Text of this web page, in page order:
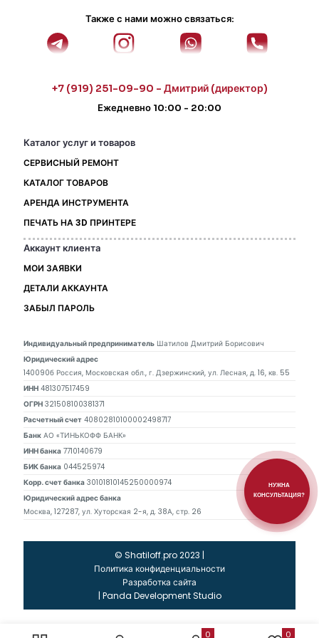
Также с нами можно связаться:
+7 (919) 251-09-90 - Дмитрий (директор)
Ежедневно 10:00 - 20:00
Каталог услуг и товаров
СЕРВИСНЫЙ РЕМОНТ
КАТАЛОГ ТОВАРОВ
АРЕНДА ИНСТРУМЕНТА
ПЕЧАТЬ НА 3D ПРИНТЕРЕ
Аккаунт клиента
МОИ ЗАЯВКИ
ДЕТАЛИ АККАУНТА
ЗАБЫЛ ПАРОЛЬ
Индивидуальный предприниматель Шатилов Дмитрий Борисович
Юридический адрес
140090б Россия, Московская обл., г. Дзержинский, ул. Лесная, д. 16, кв. 55
ИНН 481307517459
ОГРН 321508100381371
Расчетный счет 40802810100002498717
Банк АО «ТИНЬКОФФ БАНК»
ИНН банка 7710140679
БИК банка 044525974
Корр. счет банка 30101810145250000974
Юридический адрес банка
Москва, 127287, ул. Хуторская 2-я, д. 38А, стр. 26
НУЖНА
КОНСУЛЬТАЦИЯ?
© Shatiloff.pro 2023 |
Политика конфиденциальности
Разработка сайта
| Panda Development Studio
0 0